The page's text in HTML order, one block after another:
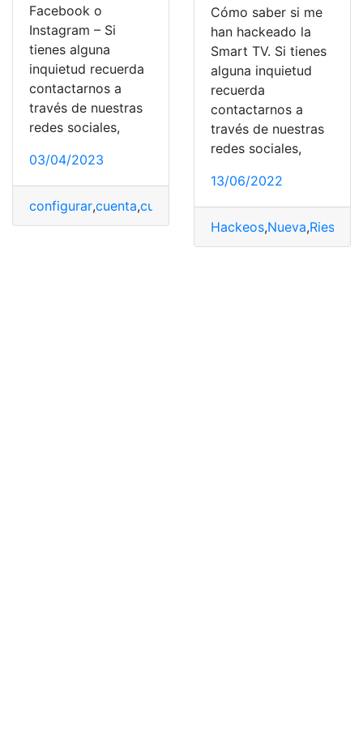
Facebook o
Instagram – Si
tienes alguna
inquietud recuerda
contactarnos a
través de nuestras
redes sociales,
03/04/2023
configurar,cuenta,cuenta hackeada,Facebook,
Cómo saber si me
han hackeado la
Smart TV. Si tienes
alguna inquietud
recuerda
contactarnos a
través de nuestras
redes sociales,
13/06/2022
Hackeos,Nueva,Riesgo